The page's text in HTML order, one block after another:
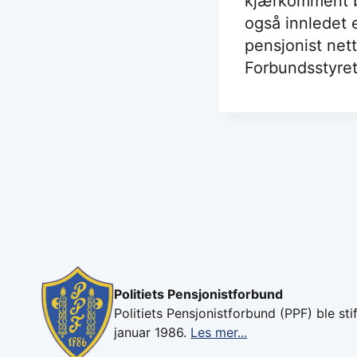
også innledet
pensjonist
Politiets Pensjonistforbund
Politiets Pensjonistforbund (PPF) ble
januar 1986. Les mer...